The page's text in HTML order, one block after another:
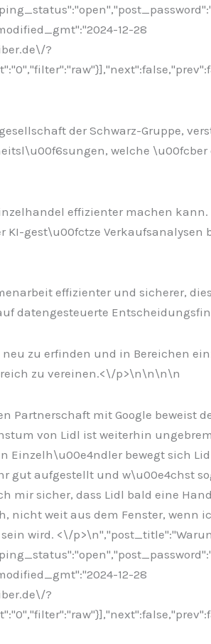
12-28
?
der Schwarz-Gruppe,
welche
effizienter machen
gest\u00fctze Verkaufsanalysen
effizienter und sicherer,
datengesteuerte
zu erfinden und in Bereichen
zu vereinen.<\/p>\n\n\n\n
Partnerschaft mit Google beweist
von Lidl ist weiterhin
bewegt sich
aufgestellt und w\u00e4chst
sicher, dass Lidl bald eine
weit aus dem Fenster, wenn
wird. <\/p>\n
12-28
?